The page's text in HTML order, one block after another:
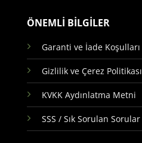
ÖNEMLİ BİLGİLER
Garanti ve İade Koşulları
Gizlilik ve Çerez Politikası
KVKK Aydınlatma Metni
SSS / Sık Sorulan Sorular